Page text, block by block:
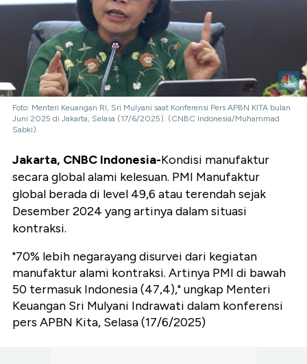
Foto: Menteri Keuangan RI, Sri Mulyani saat Konferensi Pers APBN KITA bulan
Juni 2025 di Jakarta, Selasa (17/6/2025). (CNBC Indonesia/Muhammad
Sabki)
Jakarta, CNBC Indonesia-Kondisi manufaktur
secara global alami kelesuan. PMI Manufaktur
global berada di level 49,6 atau terendah sejak
Desember 2024 yang artinya dalam situasi
kontraksi.
"70% lebih negarayang disurvei dari kegiatan
manufaktur alami kontraksi. Artinya PMI di bawah
50 termasuk Indonesia (47,4)," ungkap Menteri
Keuangan Sri Mulyani Indrawati dalam konferensi
pers APBN Kita, Selasa (17/6/2025)